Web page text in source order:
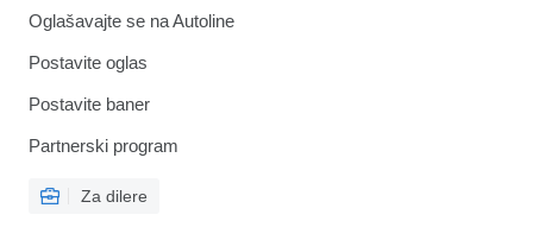
Oglašavajte se na Autoline
Postavite oglas
Postavite baner
Partnerski program
Za dilere